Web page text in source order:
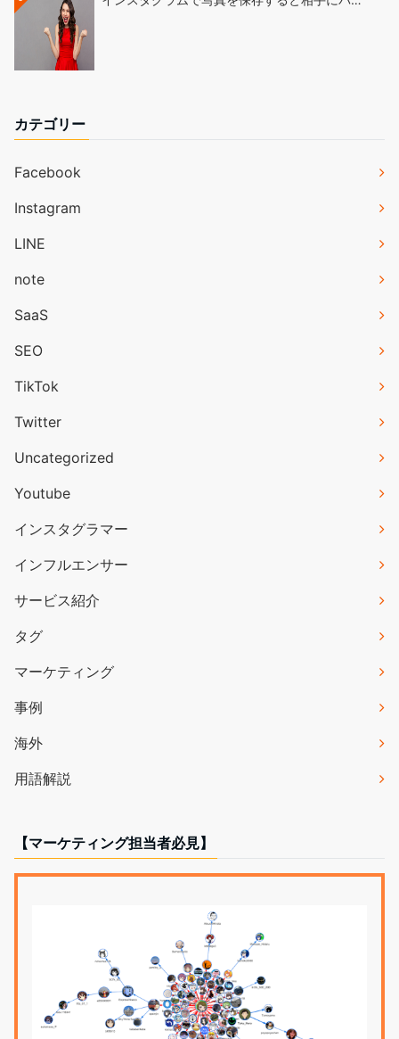
カテゴリー
Facebook
Instagram
LINE
note
SaaS
SEO
TikTok
Twitter
Uncategorized
Youtube
インスタグラマー
インフルエンサー
サービス紹介
タグ
マーケティング
事例
海外
用語解説
【マーケティング担当者必見】